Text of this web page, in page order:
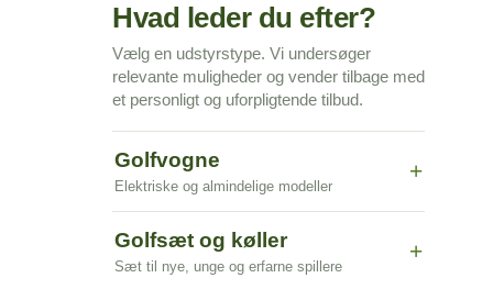
Hvad leder du efter?
Vælg en udstyrstype. Vi undersøger
relevante muligheder og vender tilbage med
et personligt og uforpligtende tilbud.
Golfvogne
Elektriske og almindelige modeller
+
Golfsæt og køller
Sæt til nye, unge og erfarne spillere
+